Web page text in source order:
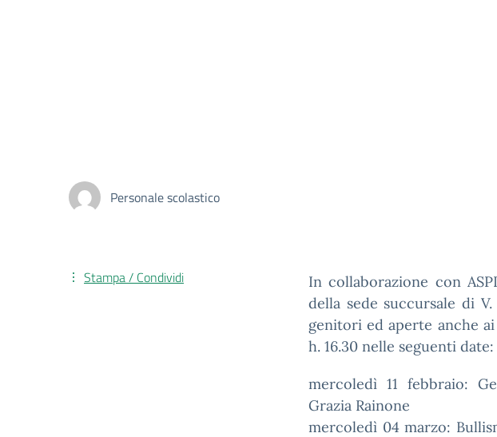
Personale scolastico
In collaborazione con
della sede succursale di
genitori ed aperte anche
h. 16.30 nelle seguenti date:
mercoledì 11 febbraio:
Grazia Rainone
mercoledì 04 marzo:
Stampa / Condividi